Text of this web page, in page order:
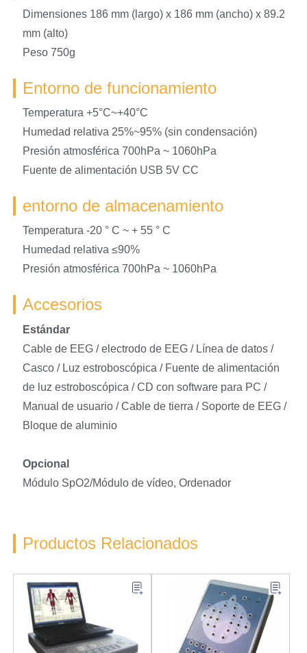
Dimensiones 186 mm (largo) x 186 mm (ancho) x 89.2
mm (alto)
Peso 750g
Entorno de funcionamiento
Temperatura +5°C~+40°C
Humedad relativa 25%~95% (sin condensación)
Presión atmosférica 700hPa ~ 1060hPa
Fuente de alimentación USB 5V CC
entorno de almacenamiento
Temperatura -20 ° C ~ + 55 ° C
Humedad relativa ≤90%
Presión atmosférica 700hPa ~ 1060hPa
Accesorios
Estándar
Cable de EEG / electrodo de EEG / Línea de datos /
Casco / Luz estroboscópica / Fuente de alimentación
de luz estroboscópica / CD con software para PC /
Manual de usuario / Cable de tierra / Soporte de EEG /
Bloque de aluminio
Opcional
Módulo SpO2/Módulo de vídeo, Ordenador
Productos Relacionados